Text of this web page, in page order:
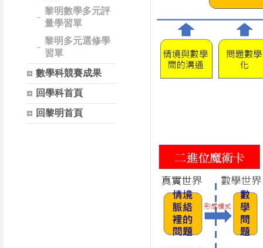
黎明數學多元評
量學習單
黎明多元選修學
習單
數學科競賽成果
回學科首頁
回黎明首頁